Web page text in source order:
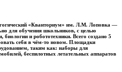
«Кванториум» им. Л.М. Лоповка —
для обучения школьников, с целью
биологии и робототехники. Всего создано 5
себя в чём-то новом. Площадки
таким как: наборы для
беспилотных летательных аппаратов